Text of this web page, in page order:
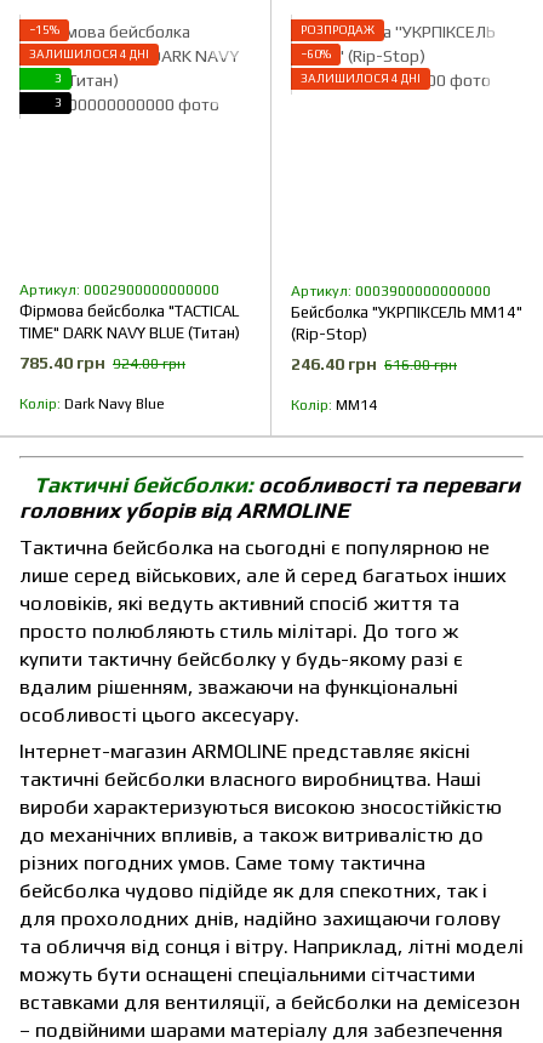
Тактичні бейсболки:особливості та переваги
головних уборів від ARMOLINE
Тактична бейсболка на сьогодні є популярною не
лише серед військових, але й серед багатьох інших
чоловіків, які ведуть активний спосіб життя та
просто полюбляють стиль мілітарі. До того ж
купити тактичну бейсболку у будь-якому разі є
вдалим рішенням, зважаючи на функціональні
особливості цього аксесуару.
Інтернет-магазин ARMOLINE представляє якісні
тактичні бейсболки власного виробництва. Наші
вироби характеризуються високою зносостійкістю
до механічних впливів, а також витривалістю до
різних погодних умов. Саме тому тактична
бейсболка чудово підійде як для спекотних, так і
для прохолодних днів, надійно захищаючи голову
та обличчя від сонця і вітру. Наприклад, літні моделі
можуть бути оснащені спеціальними сітчастими
вставками для вентиляції, а бейсболки на демісезон
– подвійними шарами матеріалу для забезпечення
−15%
ЗАЛИШИЛОСЯ 4 ДНІ
3
3
Артикул: 0002900000000000
Фірмова бейсболка "TACTICAL
TIME" DARK NAVY BLUE (Титан)
785.40 грн 924.00 грн
Колір Dark Navy Blue
РОЗПРОДАЖ
−60%
ЗАЛИШИЛОСЯ 4 ДНІ
Артикул: 0003900000000000
Бейсболка "УКРПІКСЕЛЬ ММ14"
(Rip-Stop)
246.40 грн 616.00 грн
Колір ММ14